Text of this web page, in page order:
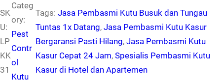
SK
U:
LP
KK
31
Categ
ory:
Pest
Contr
ol
Kutu
Tags: Jasa Pembasmi Kutu Busuk dan Tungau
Tuntas 1x Datang, Jasa Pembasmi Kutu Kasur
Bergaransi Pasti Hilang, Jasa Pembasmi Kutu
Kasur Cepat 24 Jam, Spesialis Pembasmi Kutu
Kasur di Hotel dan Apartemen